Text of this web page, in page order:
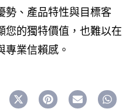
勢、產品特性與目標客
您的獨特價值，也難以在
專業信賴感。